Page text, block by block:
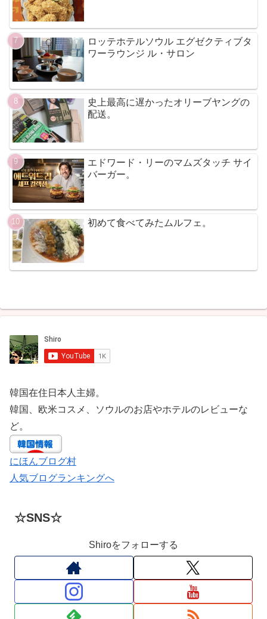
ロッテホテルソウル エグゼクティブタ
ワーラウンジ ル・サロン
史上最高に遅かったオリーブヤングの
配送。
エドワード・リーのマムズタッチ サイ
バーガー。
初めて食べてみたムルフェ。
韓国在住日本人主婦。
韓国、欧米コスメ、ソウルのお店やホテルのレビューな
ど。
にほんブログ村
人気ブログランキングへ
☆SNS☆
Shiroをフォローする